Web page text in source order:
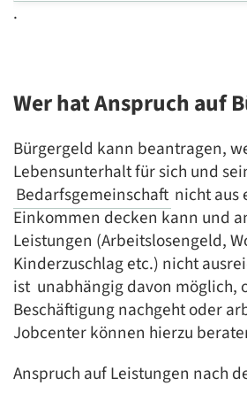
.
Wer hat Anspruch auf
Bürgergeld kann beantragen,
Lebensunterhalt für sich und
Bedarfsgemeinschaft nicht aus
Einkommen decken kann und
Leistungen (Arbeitslosengeld,
Kinderzuschlag etc.) nicht
ist unabhängig davon möglich,
Beschäftigung nachgeht oder
Jobcenter können hierzu
Anspruch auf Leistungen nach